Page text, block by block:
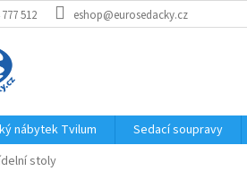
512 eshop@eurosedacky.cz
nábytek Tvilum Sedací soupravy
stoly